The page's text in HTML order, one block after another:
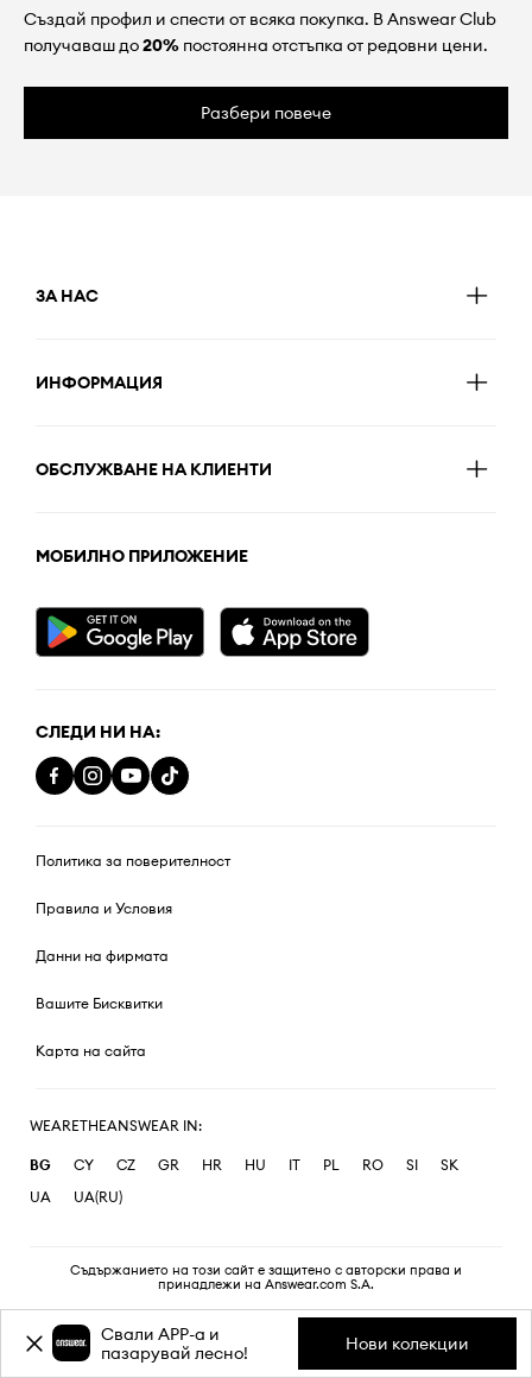
Създай профил и спести от всяка покупка. В Answear Club
получаваш до20% постоянна отстъпка от редовни цени.
Разбери повече
ЗА НАС
ИНФОРМАЦИЯ
ОБСЛУЖВАНЕ НА КЛИЕНТИ
МОБИЛНО ПРИЛОЖЕНИЕ
СЛЕДИ НИ НА:
Политика за поверителност
Правила и Условия
Данни на фирмата
Вашите Бисквитки
Карта на сайта
WEARETHEANSWEAR IN:
BG CY CZ GR HR HU IT PL RO SI
SK
UA
UA(RU)
Съдържанието на този сайт е защитено с авторски права и
принадлежи на Answear.com S.A.
Свали APP-a и
пазарувай лесно!
Нови колекции